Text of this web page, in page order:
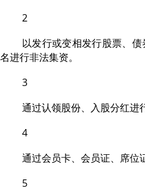
2
以发行或变相发行股票、
名进行非法集资。
3
通过认领股份、入股分红进
4
通过会员卡、会员证、席位
5